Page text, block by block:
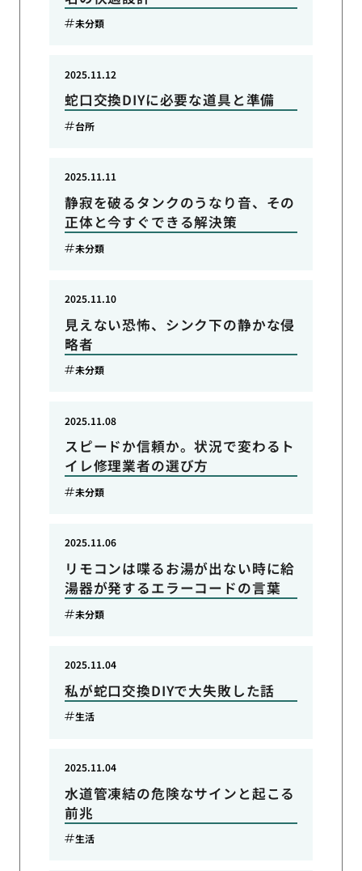
未分類
蛇口交換DIYに必要な道具と準備
2025.11.12
台所
静寂を破るタンクのうなり音、その
正体と今すぐできる解決策
2025.11.11
未分類
見えない恐怖、シンク下の静かな侵
略者
2025.11.10
未分類
スピードか信頼か。状況で変わるト
イレ修理業者の選び方
2025.11.08
未分類
リモコンは喋るお湯が出ない時に給
湯器が発するエラーコードの言葉
2025.11.06
未分類
私が蛇口交換DIYで大失敗した話
2025.11.04
生活
水道管凍結の危険なサインと起こる
前兆
2025.11.04
生活